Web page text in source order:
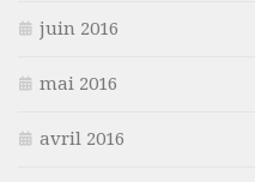
juin 2016
mai 2016
avril 2016